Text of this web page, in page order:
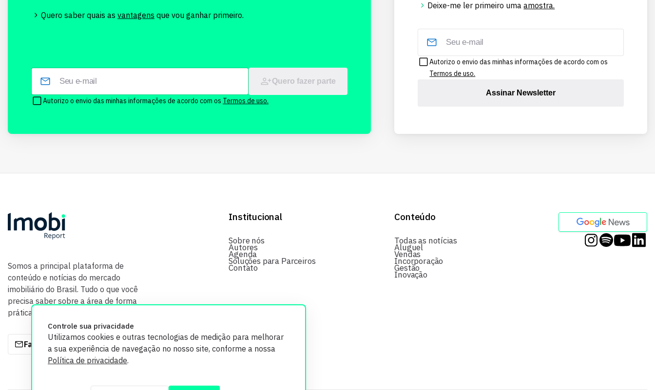
Controle sua privacidade
Utilizamos cookies e outras tecnologias de medição para melhorar
a sua experiência de navegação no nosso site, conforme a nossa
Política de privacidade.
Quero saber quais as vantagens que vou ganhar primeiro.
Quero fazer parte
Autorizo o envio das minhas informações de acordo com os Termos de uso.
Deixe-me ler primeiro umaamostra.
Autorizo o envio das minhas informações de acordo com os
Termos de uso.
Assinar Newsletter
Somos a principal plataforma de
conteúdo e notícias do mercado
imobiliário do Brasil. Tudo o que você
precisa saber sobre a área de forma
prática e com credibilidade.
Fale com a gente
Institucional
Sobre nós
Autores
Agenda
Soluções para Parceiros
Contato
Conteúdo
Todas as notícias
Aluguel
Vendas
Incorporação
Gestão
Inovação